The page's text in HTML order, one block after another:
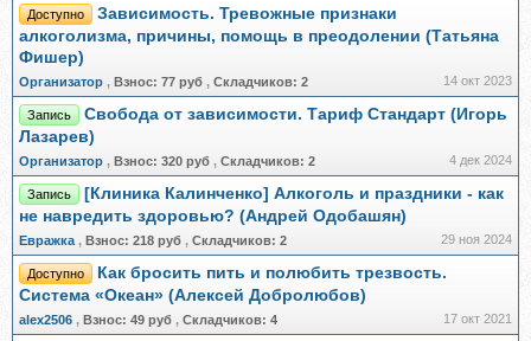
Доступно
Зависимость. Тревожные признаки
алкоголизма, причины, помощь в преодолении (Татьяна
Фишер)
Организатор , Взнос: 77 руб , Складчиков: 2 14 окт 2023
Запись
Свобода от зависимости. Тариф Стандарт (Игорь
Лазарев)
Организатор , Взнос: 320 руб , Складчиков: 2 4 дек 2024
Запись
[Клиника Калинченко] Алкоголь и праздники - как
не навредить здоровью? (Андрей Одобашян)
Евражкa , Взнос: 218 руб , Складчиков: 2 29 ноя 2024
Доступно
Как бросить пить и полюбить трезвость.
Система «Океан» (Алексей Добролюбов)
alex2506 , Взнос: 49 руб , Складчиков: 4 17 окт 2021